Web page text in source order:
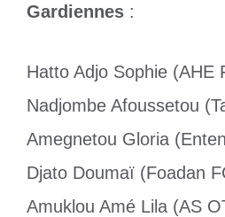
Gardiennes :
Hatto Adjo Sophie (AHE
Nadjombe Afoussetou
Amegnetou Gloria
Djato Doumaï (Foadan
Amuklou Amé Lila (AS